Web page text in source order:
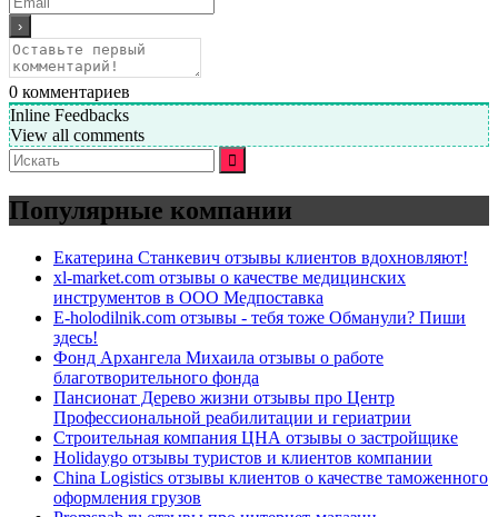
0 комментариев
Inline Feedbacks
View all comments
Искать:
Популярные компании
Екатерина Станкевич отзывы клиентов вдохновляют!
xl-market.com отзывы о качестве медицинских
инструментов в ООО Медпоставка
E-holodilnik.com отзывы - тебя тоже Обманули? Пиши
здесь!
Фонд Архангела Михаила отзывы о работе
благотворительного фонда
Пансионат Дерево жизни отзывы про Центр
Профессиональной реабилитации и гериатрии
Строительная компания ЦНА отзывы о застройщике
Holidaygo отзывы туристов и клиентов компании
China Logistics отзывы клиентов о качестве таможенного
оформления грузов